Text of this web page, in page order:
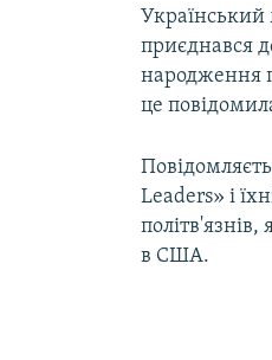
Український
приєднався
народження
це
Leaders» і
в США.